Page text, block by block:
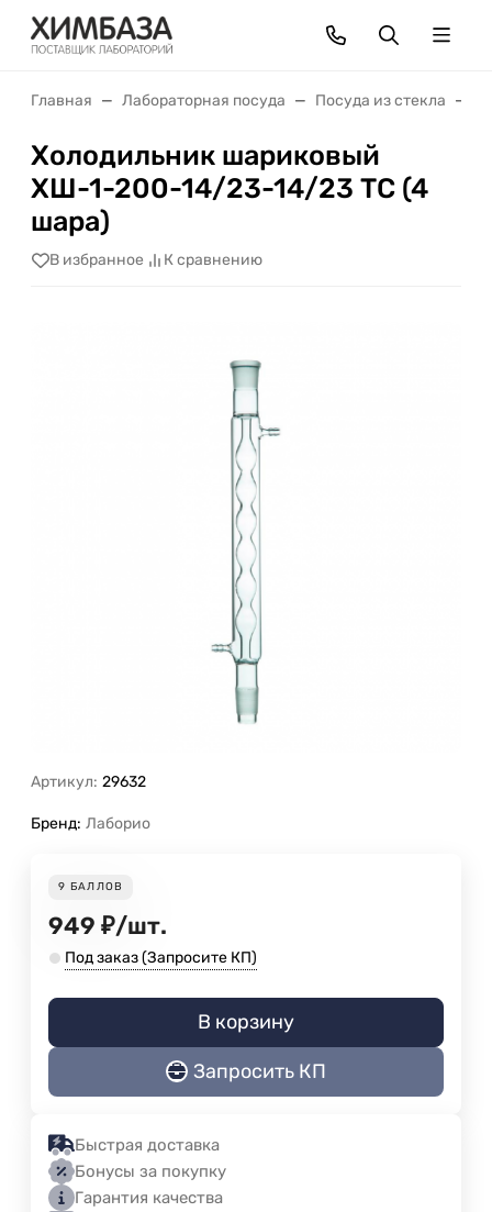
Главная Лабораторная посуда Посуда из стекла
Холодильник шариковый
ХШ-1-200-14/23-14/23 ТС (4
шара)
В избранное К сравнению
Артикул: 29632
Бренд: Лаборио
9 БАЛЛОВ
949 ₽/шт.
Под заказ (Запросите КП)
В корзину
Запросить КП
Быстрая доставка
Бонусы за покупку
Гарантия качества